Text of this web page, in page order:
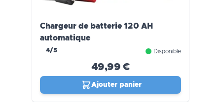
Chargeur de batterie 120 AH
automatique
4/5 Disponible
49,99 €
Ajouter panier